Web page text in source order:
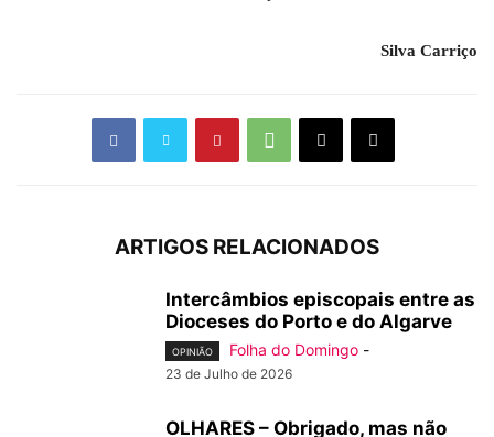
Silva Carriço
ARTIGOS RELACIONADOS
Intercâmbios episcopais entre as
Dioceses do Porto e do Algarve
OPINIÃO Folha do Domingo -
23 de Julho de 2026
OLHARES – Obrigado, mas não